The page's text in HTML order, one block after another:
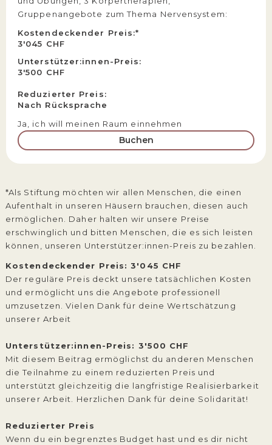
Gruppenangebote zum Thema Nervensystem:
Kostendeckender Preis:*
3'045 CHF
Unterstützer:innen-Preis:
3'500 CHF
Reduzierter Preis:
Nach Rücksprache
Ja, ich will meinen Raum einnehmen
Buchen
*Als Stiftung möchten wir allen Menschen, die einen
Aufenthalt in unseren Häusern brauchen, diesen auch
ermöglichen. Daher halten wir unsere Preise
erschwinglich und bitten Menschen, die es sich leisten
können, unseren Unterstützer:innen-Preis zu bezahlen.
Kostendeckender Preis: 3'045 CHF
Der reguläre Preis deckt unsere tatsächlichen Kosten
und ermöglicht uns die Angebote professionell
umzusetzen. Vielen Dank für deine Wertschätzung
unserer Arbeit
Unterstützer:innen-Preis: 3'500 CHF
Mit diesem Beitrag ermöglichst du anderen Menschen
die Teilnahme zu einem reduzierten Preis und
unterstützt gleichzeitig die langfristige Realisierbarkeit
unserer Arbeit. Herzlichen Dank für deine Solidarität!
Reduzierter Preis
Wenn du ein begrenztes Budget hast und es dir nicht